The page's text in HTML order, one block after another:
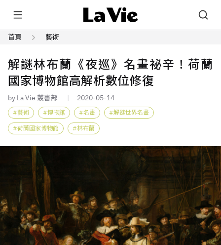
首頁 藝術
解謎林布蘭《夜巡》名畫祕辛！荷蘭
國家博物館高解析數位修復
by La Vie 叢書部 2020-05-14
藝術 博物館 名畫 解謎世界名畫
荷蘭國家博物館 林布蘭